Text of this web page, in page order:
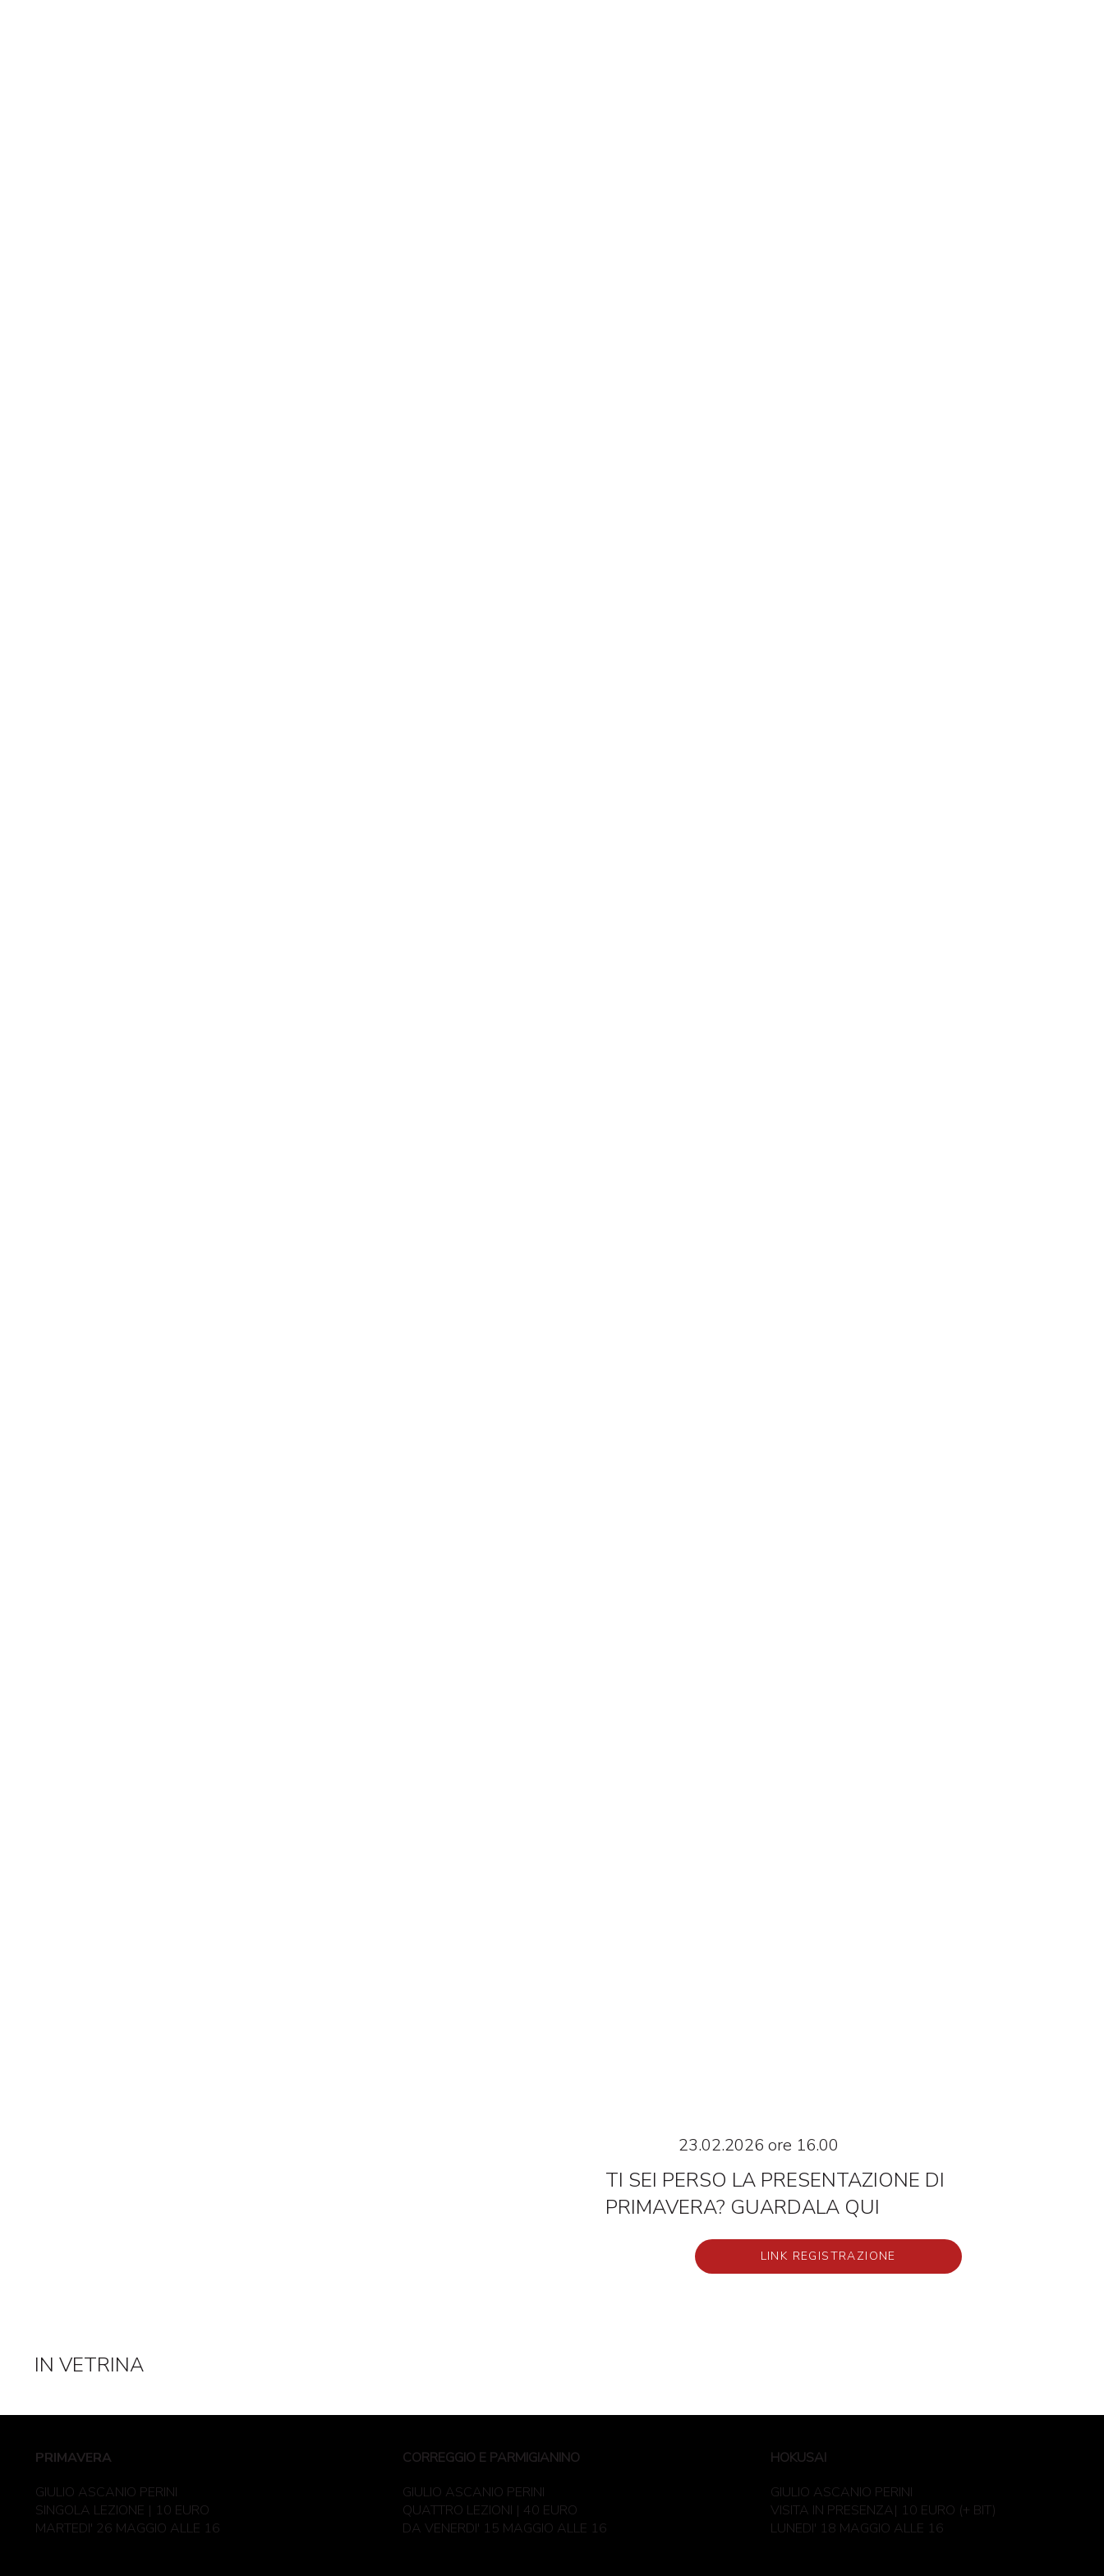
IN VETRINA
PRIMAVERA
GIULIO ASCANIO PERINI
SINGOLA LEZIONE | 10 EURO
MARTEDI' 26 MAGGIO ALLE 16
CORREGGIO E PARMIGIANINO
GIULIO ASCANIO PERINI
QUATTRO LEZIONI | 40 EURO
DA VENERDI' 15 MAGGIO ALLE 16
HOKUSAI
GIULIO ASCANIO PERINI
VISITA IN PRESENZA| 10 EURO (+ BIT)
LUNEDI' 18 MAGGIO ALLE 16
23.02.2026 ore 16.00
TI SEI PERSO LA PRESENTAZIONE DI
PRIMAVERA? GUARDALA QUI
LINK REGISTRAZIONE